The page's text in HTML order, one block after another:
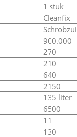
1 stuk
Cleanfix
900.000
270
210
640
2150
135 liter
6500
11
130